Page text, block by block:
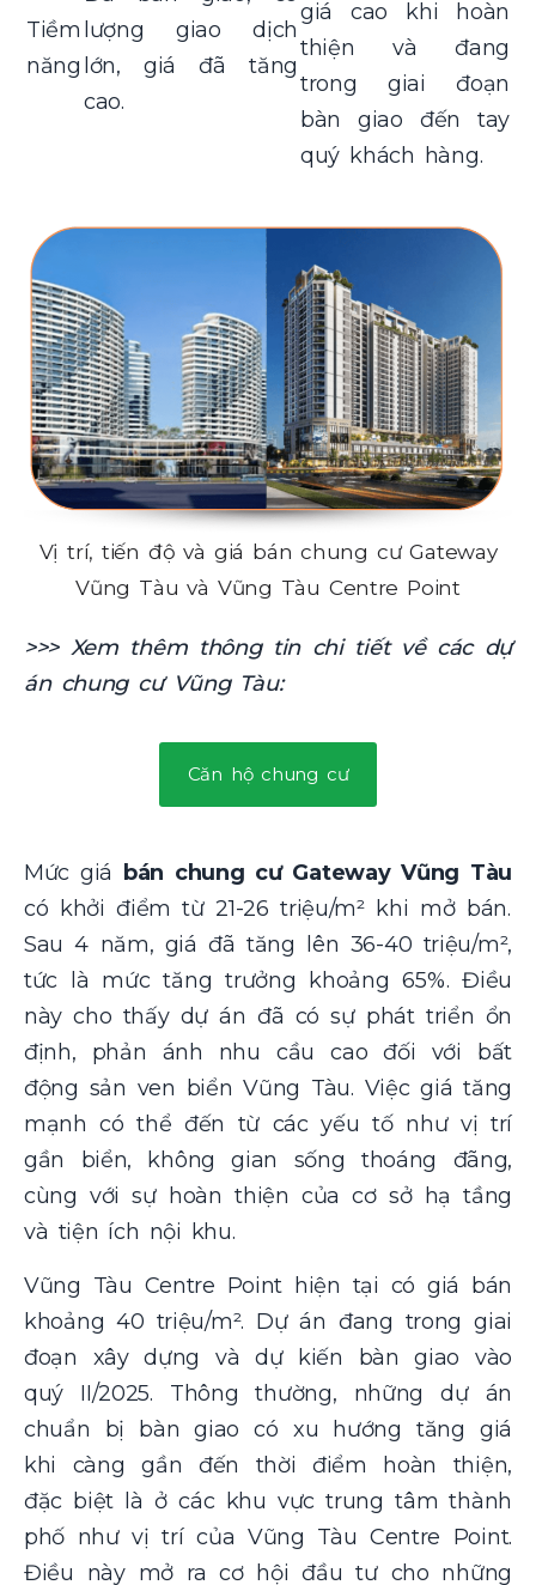
Tiềm
năng
lượng giao dịch
lớn, giá đã tăng
cao.
giá cao khi hoàn
thiện và đang
trong giai đoạn
bàn giao đến tay
quý khách hàng.
Vị trí, tiến độ và giá bán chung cư Gateway
Vũng Tàu và Vũng Tàu Centre Point
>>> Xem thêm thông tin chi tiết về các dự
án chung cư Vũng Tàu:
Căn hộ chung cư
Mức giá bán chung cư Gateway Vũng Tàu
có khởi điểm từ 21-26 triệu/m² khi mở bán.
Sau 4 năm, giá đã tăng lên 36-40 triệu/m²,
tức là mức tăng trưởng khoảng 65%. Điều
này cho thấy dự án đã có sự phát triển ổn
định, phản ánh nhu cầu cao đối với bất
động sản ven biển Vũng Tàu. Việc giá tăng
mạnh có thể đến từ các yếu tố như vị trí
gần biển, không gian sống thoáng đãng,
cùng với sự hoàn thiện của cơ sở hạ tầng
và tiện ích nội khu.
Vũng Tàu Centre Point hiện tại có giá bán
khoảng 40 triệu/m². Dự án đang trong giai
đoạn xây dựng và dự kiến bàn giao vào
quý II/2025. Thông thường, những dự án
chuẩn bị bàn giao có xu hướng tăng giá
khi càng gần đến thời điểm hoàn thiện,
đặc biệt là ở các khu vực trung tâm thành
phố như vị trí của Vũng Tàu Centre Point.
Điều này mở ra cơ hội đầu tư cho những